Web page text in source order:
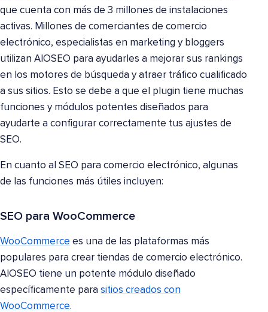
que cuenta con más de 3 millones de instalaciones
activas. Millones de comerciantes de comercio
electrónico, especialistas en marketing y bloggers
utilizan AIOSEO para ayudarles a mejorar sus rankings
en los motores de búsqueda y atraer tráfico cualificado
a sus sitios. Esto se debe a que el plugin tiene muchas
funciones y módulos potentes diseñados para
ayudarte a configurar correctamente tus ajustes de
SEO.
En cuanto al SEO para comercio electrónico, algunas
de las funciones más útiles incluyen:
SEO para WooCommerce
WooCommerce es una de las plataformas más
populares para crear tiendas de comercio electrónico.
AIOSEO tiene un potente módulo diseñado
específicamente para sitios creados con
WooCommerce.